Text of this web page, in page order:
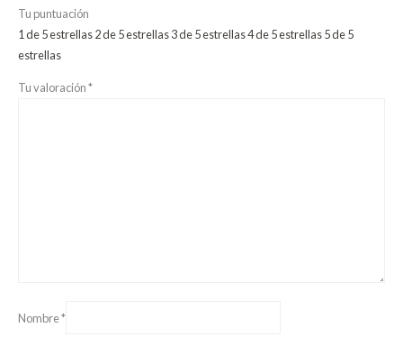
Tu puntuación
1 de 5 estrellas2 de 5 estrellas3 de 5 estrellas4 de 5 estrellas5 de 5
estrellas
Tu valoración*
Nombre*